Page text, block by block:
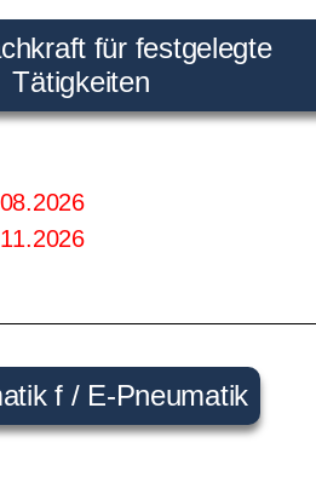
für festgelegte
Tätigkeiten
f / E-Pneumatik